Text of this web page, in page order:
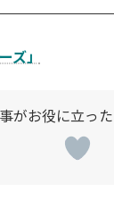
ズ」